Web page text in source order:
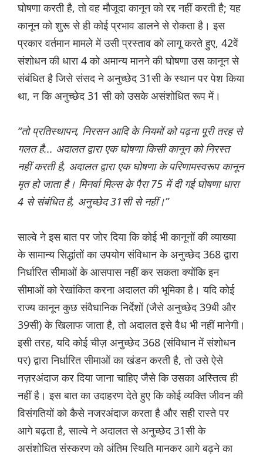
घोषणा करती है, तो वह मौजूदा कानून को रद्द नहीं करती है; यह
कानून को शुरू से ही कोई प्रभाव डालने से रोकता है। इस
प्रकार वर्तमान मामले में उसी प्रस्ताव को लागू करते हुए, 42वें
संशोधन की धारा 4 को अमान्य मानने की घोषणा उस कानून से
संबंधित है जिसे संसद ने अनुच्छेद 31सी के स्थान पर पेश किया
था, न कि अनुच्छेद 31 सी को उसके असंशोधित रूप में।
“तो प्रतिस्थापन, निरसन आदि के नियमों को पढ़ना पूरी तरह से
गलत है... अदालत द्वारा एक घोषणा किसी कानून को निरस्त
नहीं करती है, अदालत द्वारा एक घोषणा के परिणामस्वरूप कानून
मृत हो जाता है। मिनर्वा मिल्स के पैरा 75 में दी गई घोषणा धारा
4 से संबंधित है, अनुच्छेद 31सी से नहीं।”
साल्वे ने इस बात पर जोर दिया कि कोई भी कानूनों की व्याख्या
के सामान्य सिद्धांतों का उपयोग संविधान के अनुच्छेद 368 द्वारा
निर्धारित सीमाओं के आसपास नहीं कर सकता क्योंकि इन
सीमाओं को रेखांकित करना अदालत की भूमिका है। यदि कोई
राज्य कानून कुछ संवैधानिक निर्देशों (जैसे अनुच्छेद 39बी और
39सी) के खिलाफ जाता है, तो अदालत इसे वैध भी नहीं मानेगी।
इसी तरह, यदि कोई चीज़ अनुच्छेद 368 (संविधान में संशोधन
पर) द्वारा निर्धारित सीमाओं का खंडन करती है, तो उसे ऐसे
नज़रअंदाज कर दिया जाना चाहिए जैसे कि उसका अस्तित्व ही
नहीं है। इस बात का उदाहरण देते हुए कि कोई व्यक्ति जीवन की
विसंगतियों को कैसे नजरअंदाज करता है और सही रास्ते पर
आगे बढ़ता है, साल्वे ने अदालत से अनुच्छेद 31सी के
असंशोधित संस्करण को अंतिम स्थिति मानकर आगे बढ़ने का